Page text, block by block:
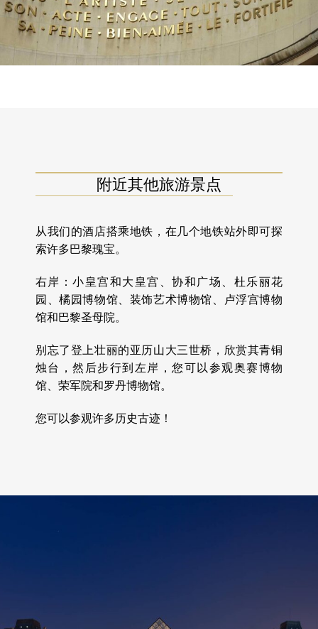
附近其他旅游景点
从我们的酒店搭乘地铁，在几个地铁站外即可探
索许多巴黎瑰宝。
右岸：小皇宫和大皇宫、协和广场、杜乐丽花
园、橘园博物馆、装饰艺术博物馆、卢浮宫博物
馆和巴黎圣母院。
别忘了登上壮丽的亚历山大三世桥，欣赏其青铜
烛台，然后步行到左岸，您可以参观奥赛博物
馆、荣军院和罗丹博物馆。
您可以参观许多历史古迹！